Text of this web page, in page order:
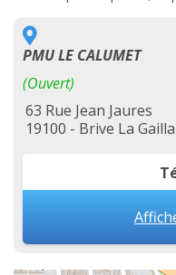
PMU LE CALUMET
(Ouvert)
63 Rue Jean Jaures
19100 - Brive La